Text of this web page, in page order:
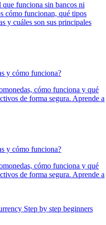
funciona sin bancos ni
cómo funcionan, qué tipos
y cuáles son sus principales
y cómo funciona?
cómo funciona y qué
de forma segura. Aprende a
y cómo funciona?
cómo funciona y qué
de forma segura. Aprende a